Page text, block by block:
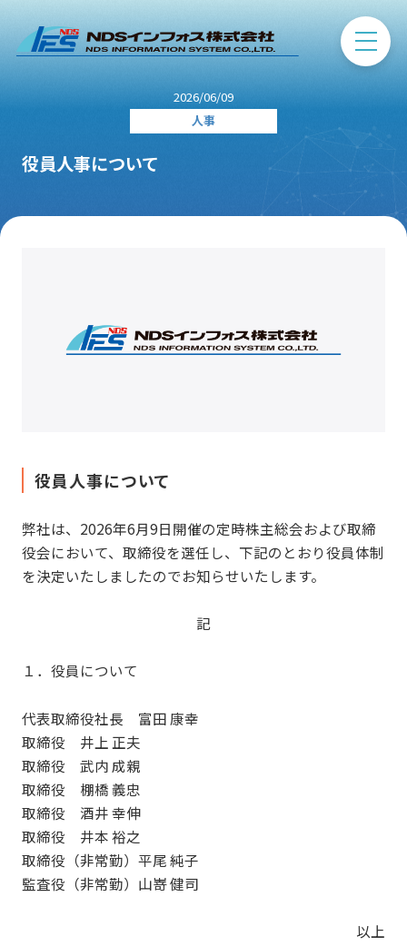
2026/06/09
人事
役員人事について
役員人事について
弊社は、2026年6月9日開催の定時株主総会および取締
役会において、取締役を選任し、下記のとおり役員体制
を決定いたしましたのでお知らせいたします。
記
１．役員について
代表取締役社長 富田 康幸
取締役 井上 正夫
取締役 武内 成親
取締役 棚橋 義忠
取締役 酒井 幸伸
取締役 井本 裕之
取締役（非常勤）平尾 純子
監査役（非常勤）山嵜 健司
以上